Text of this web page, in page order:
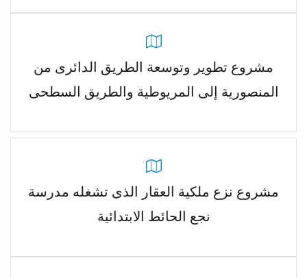
مشروع تطوير وتوسعة الطريق الدائرى من
المنصورية إلى المريوطية والطريق السطحى
مشروع نزع ملكية العقار الذى تشغله مدرسة
نجع الحائط الابتدائية